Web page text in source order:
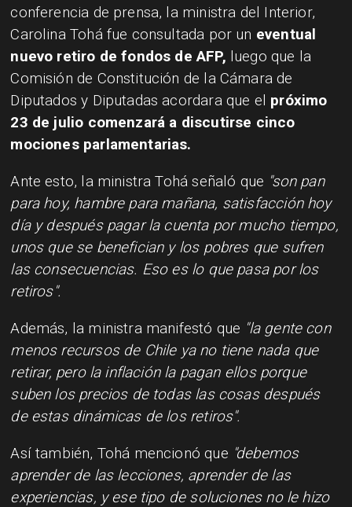
conferencia de prensa, la ministra del Interior,
Carolina Tohá fue consultada por un eventual
nuevo retiro de fondos de AFP, luego que la
Comisión de Constitución de la Cámara de
Diputados y Diputadas acordara que el próximo
23 de julio comenzará a discutirse cinco
mociones parlamentarias.
Ante esto, la ministra Tohá señaló que "son pan
para hoy, hambre para mañana, satisfacción hoy
día y después pagar la cuenta por mucho tiempo,
unos que se benefician y los pobres que sufren
las consecuencias. Eso es lo que pasa por los
retiros".
Además, la ministra manifestó que "la gente con
menos recursos de Chile ya no tiene nada que
retirar, pero la inflación la pagan ellos porque
suben los precios de todas las cosas después
de estas dinámicas de los retiros".
Así también, Tohá mencionó que "debemos
aprender de las lecciones, aprender de las
experiencias, y ese tipo de soluciones no le hizo